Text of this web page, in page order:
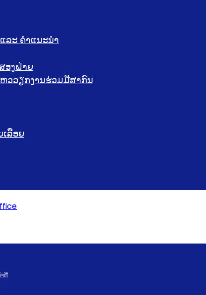
ລະ ຄໍາແນະນໍາ
ອງຝ່າຍ
ຫວວຽກງານຮ່ວມມືສາກົນ
ລື້ອຍ
ທີ່